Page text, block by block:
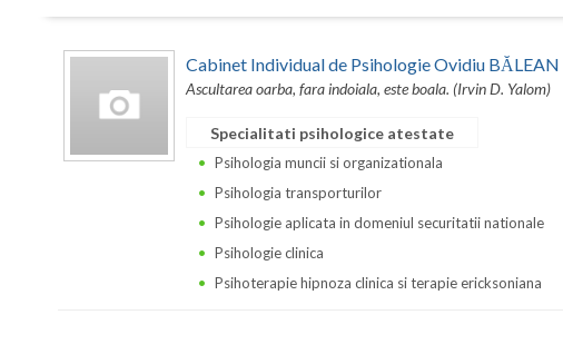
Cabinet Individual de Psihologie Ovidiu BĂLEAN
Ascultarea oarba, fara indoiala, este boala. (Irvin D. Yalom)
Specialitati psihologice atestate
Psihologia muncii si organizationala
Psihologia transporturilor
Psihologie aplicata in domeniul securitatii nationale
Psihologie clinica
Psihoterapie hipnoza clinica si terapie ericksoniana